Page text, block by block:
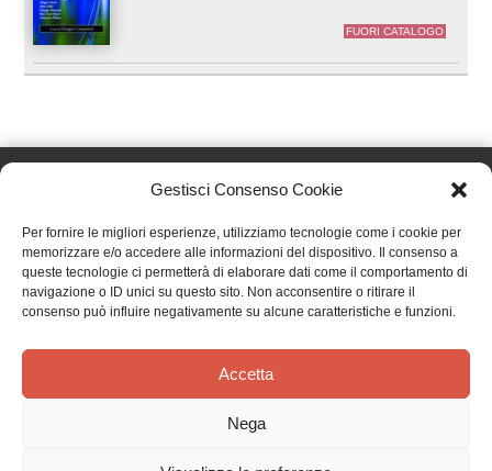
Gestisci Consenso Cookie
Per fornire le migliori esperienze, utilizziamo tecnologie come i cookie per
memorizzare e/o accedere alle informazioni del dispositivo. Il consenso a
queste tecnologie ci permetterà di elaborare dati come il comportamento di
navigazione o ID unici su questo sito. Non acconsentire o ritirare il
consenso può influire negativamente su alcune caratteristiche e funzioni.
Accetta
Nega
FUORI CATALOGO
Effatà Editrice di Pellegrino Paolo SAS
C.F. e P.IVA 09655250018
Via Tre Denti, 1 - 10060 Cantalupa (TO)
info@effata.it